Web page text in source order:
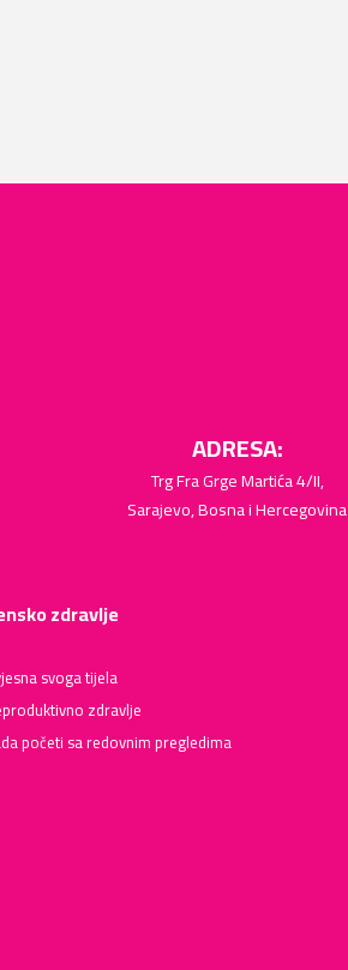
ADRESA:
Trg Fra Grge Martića 4/II,
Sarajevo, Bosna i Hercegovina
zdravlje
svoga tijela
zdravlje
početi sa redovnim pregledima